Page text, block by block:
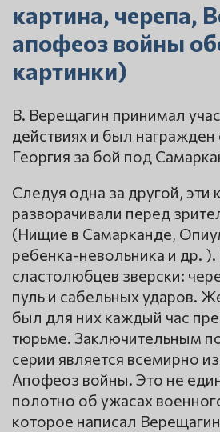
картина, черепа,
апофеоз войны
картинки)
В. Верещагин принимал
действиях и был
Георгия за бой под
Следуя одна за другой, эти
разворачивали перед
(Нищие в Самарканде,
ребенка-невольника и др.
сластолюбцев зверски:
пуль и сабельных ударов.
был для них каждый час
тюрьме. Заключительным
серии является всемирно
Апофеоз войны. Это не
полотно об ужасах
которое написал